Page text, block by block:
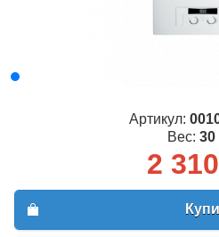
Артикул:
Вес: 30
2 310